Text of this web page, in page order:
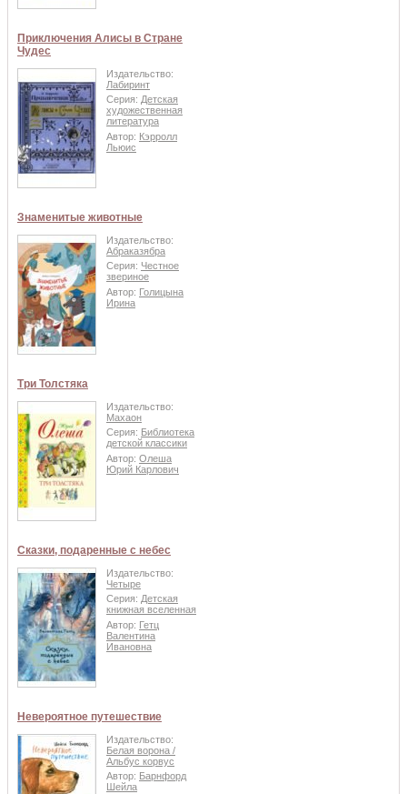
Приключения Алисы в Стране
Чудес
Издательство:
Лабиринт
Серия: Детская
художественная
литература
Автор: Кэрролл
Льюис
Знаменитые животные
Издательство:
Абраказябра
Серия: Честное
звериное
Автор: Голицына
Ирина
Три Толстяка
Издательство:
Махаон
Серия: Библиотека
детской классики
Автор: Олеша
Юрий Карлович
Сказки, подаренные с небес
Издательство:
Четыре
Серия: Детская
книжная вселенная
Автор: Гетц
Валентина
Ивановна
Невероятное путешествие
Издательство:
Белая ворона /
Альбус корвус
Автор: Барнфорд
Шейла